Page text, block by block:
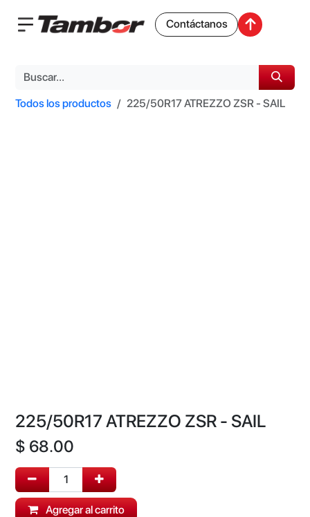
Contáctanos
Todos los productos 225/50R17 ATREZZO ZSR - SAIL
225/50R17 ATREZZO ZSR - SAIL
$ 68.00
Agregar al carrito